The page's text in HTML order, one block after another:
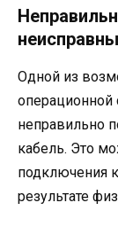
Одной из
неправильно
кабель. Это
подключения
результате